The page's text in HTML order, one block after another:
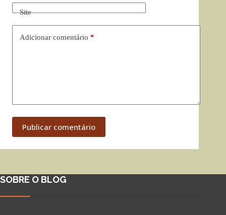
Site
Adicionar comentário *
Publicar comentário
SOBRE O BLOG